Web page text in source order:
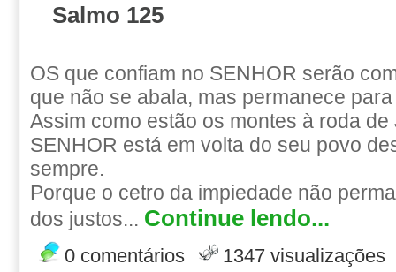
Salmo 125
OS que confiam no SENHOR serão
que não se abala, mas permanece
Assim como estão os montes à roda
SENHOR está em volta do seu povo
sempre.
Porque o cetro da impiedade não
dos justos... Continue lendo...
0 comentários 1347 visualizações